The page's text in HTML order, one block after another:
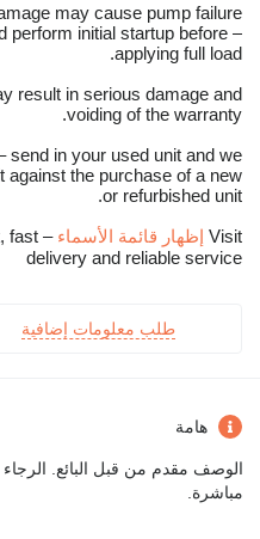
may cause pump failure.
perform initial startup before
applying full load.
result in serious damage and
voiding of the warranty.
send in your used unit and we
against the purchase of a new
or refurbished unit.
Visit إظهار قائمة الأسماء
fast
delivery and reliable service
طلب معلومات إضافية
هامة
الوصف مقدم من قبل البائع.
مباشرة.